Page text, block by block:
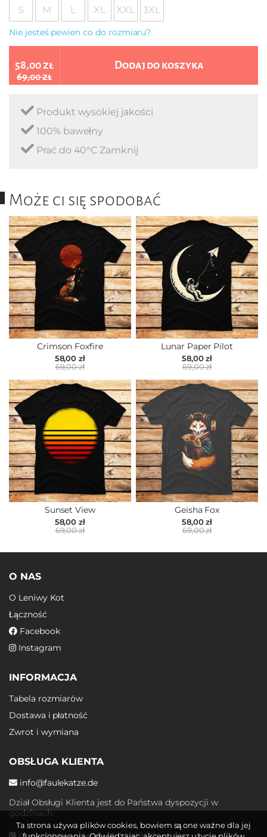
S M L XL XXL 3XL
Nie jesteś pewien co do rozmiaru?
58,00 zł
69,00 zł
Dodaj do koszyka
Produkt wysokiej jakości
100% bawełny
Prać do 40°C Zamknij
Może ci się spodobać
Crimson Foxfire
58,00 zł
69,00 zł
Lunar Paper Pilot
58,00 zł
69,00 zł
Sunset View
58,00 zł
69,00 zł
Geisha Fox
58,00 zł
69,00 zł
O NAS
O Leniwy Kot
Łączność
Facebook
Instagram
INFORMACJA
Tabela rozmiarów
Dostawa i płatność
Zwrot i wymiana
OBSŁUGA KLIENTA
info@faulekatze.de
Dział Obsługi Klienta jest do Państwa dyspozycji w
godzinach:
Ta strona używa plików cookies, bowiem są one ważne dla jej